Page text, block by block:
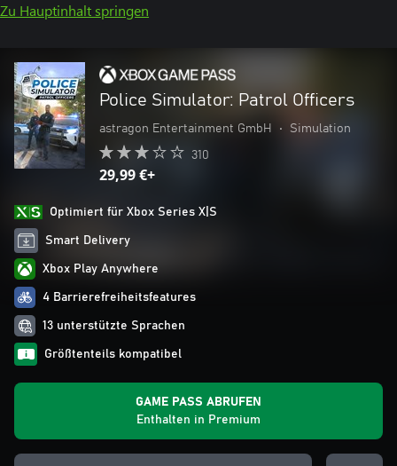
Zu Hauptinhalt springen
Police Simulator: Patrol Officers
astragon Entertainment GmbH • Simulation
310
29,99 €+
Optimiert für Xbox Series X|S
Smart Delivery
Xbox Play Anywhere
4 Barrierefreiheitsfeatures
13 unterstützte Sprachen
Größtenteils kompatibel
GAME PASS ABRUFEN
Enthalten in Premium